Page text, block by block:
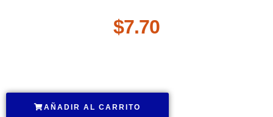
$7.70
AÑADIR AL CARRITO